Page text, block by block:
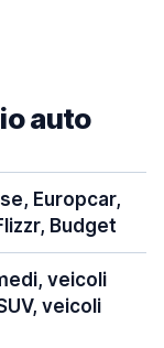
auto
Europcar,
Budget
veicoli
veicoli